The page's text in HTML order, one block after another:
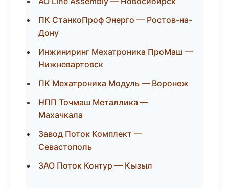
ПК СтанкоПроф Энерго — Ростов-на-
Дону
Инжиниринг Мехатроника ПроМаш —
Нижневартовск
ПК Мехатроника Модуль — Воронеж
НПП Точмаш Металлика —
Махачкала
Завод Поток Комплект —
Севастополь
ЗАО Поток Контур — Кызыл